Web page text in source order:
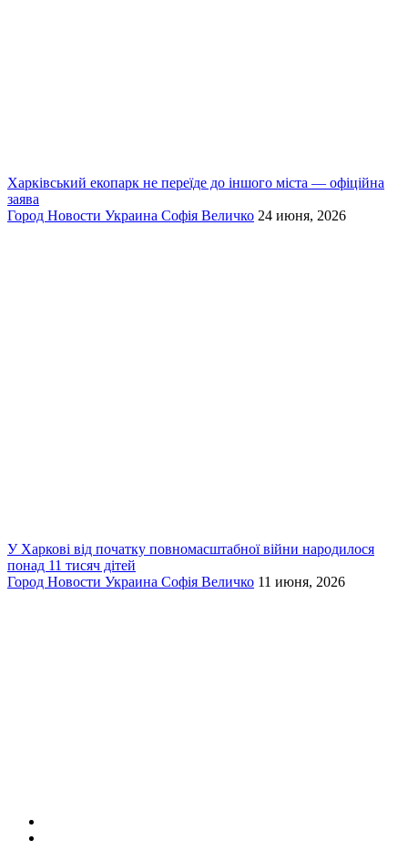
Харківський екопарк не переїде до іншого міста — офіційна
заява
Город Новости Украина Софія Величко 24 июня, 2026
У Харкові від початку повномасштабної війни народилося
понад 11 тисяч дітей
Город Новости Украина Софія Величко 11 июня, 2026